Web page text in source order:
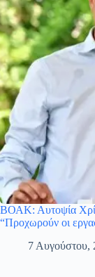
ΒΟΑΚ: Αυτοψία
“Προχωρούν οι
7 Αυγούστου,